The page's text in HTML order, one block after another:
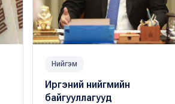
Нийгэм
Иргэний нийгмийн
байгууллагууд